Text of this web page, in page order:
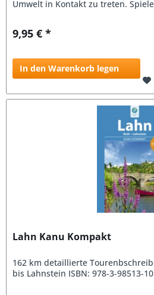
Umwelt in Kontakt zu treten.
9,95 € *
In den Warenkorb legen
Lahn Kanu Kompakt
162 km detaillierte
bis Lahnstein ISBN: 978-3-98513-